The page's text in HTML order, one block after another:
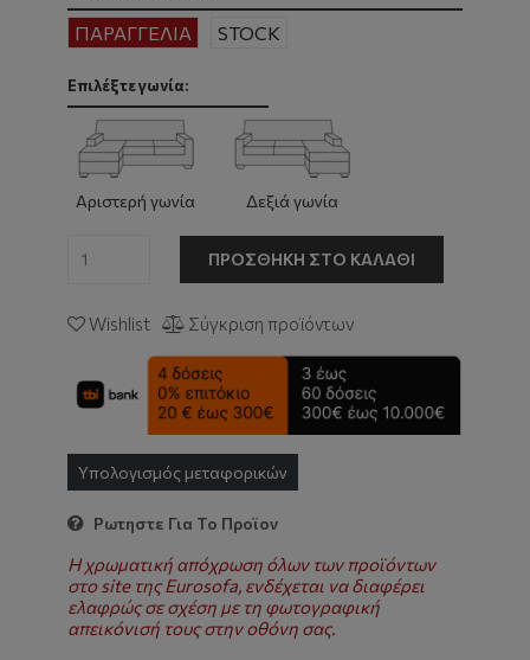
ΠΑΡΑΓΓΕΛΙΑ STOCK
Επιλέξτε γωνία:
Αριστερή γωνία Δεξιά γωνία
ΠΡΟΣΘΉΚΗ ΣΤΟ ΚΑΛΆΘΙ
Wishlist Σύγκριση προϊόντων
Υπολογισμός μεταφορικών
Ρωτηστε Για Το Προϊον
Η χρωματική απόχρωση όλων των προϊόντων
στο site της Eurosofa, ενδέχεται να διαφέρει
ελαφρώς σε σχέση με τη φωτογραφική
απεικόνισή τους στην οθόνη σας.